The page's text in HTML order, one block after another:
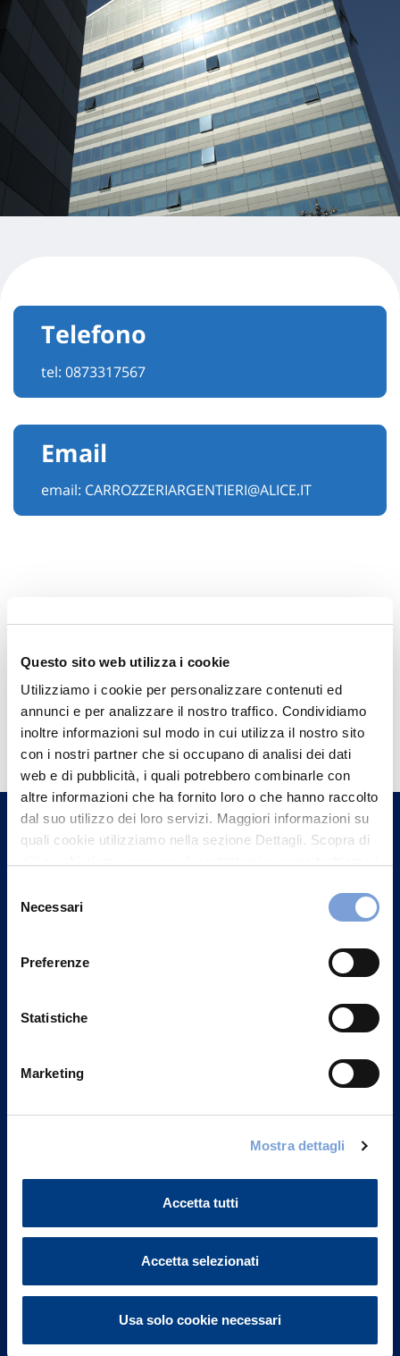
Questo sito web utilizza i cookie
Utilizziamo i cookie per personalizzare contenuti ed
annunci e per analizzare il nostro traffico. Condividiamo
inoltre informazioni sul modo in cui utilizza il nostro sito
con i nostri partner che si occupano di analisi dei dati
web e di pubblicità, i quali potrebbero combinarle con
altre informazioni che ha fornito loro o che hanno raccolto
dal suo utilizzo dei loro servizi. Maggiori informazioni su
quali cookie utilizziamo nella sezione Dettagli. Scopra di
può trovare nel footer del sito nella sezione "Informativa
delNecessari
Preferenze
Statistiche
Marketing
Mostra dettagli
Accetta tutti
Accetta selezionati
Usa solo cookie necessari
Telefono
tel: 0873317567
Email
email: CARROZZERIARGENTIERI@ALICE.IT
Hai bisogno di
informazioni?
Trova l'Agenzia più vicina a te e parla con
un nostro Agente.
FAQ
Governance
Investor Relations